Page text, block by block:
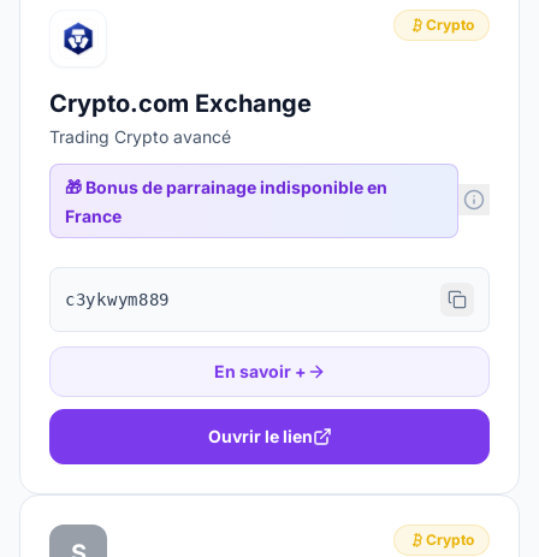
Crypto
Crypto.com Exchange
Trading Crypto avancé
🎁 Bonus de parrainage indisponible en
France
c3ykwym889
En savoir +
Ouvrir le lien
Crypto